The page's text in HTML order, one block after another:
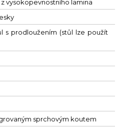
vysokopevnostního lamina
s prodloužením (stůl lze použít
sprchovým koutem